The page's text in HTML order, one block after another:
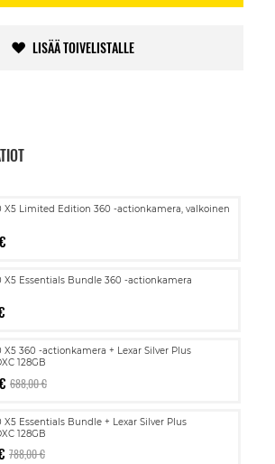
LISÄÄ TOIVELISTALLE
X5 Limited Edition 360 -actionkamera, valkoinen
X5 Essentials Bundle 360 -actionkamera
X5 360 -actionkamera + Lexar Silver Plus
128GB
688,00 €
X5 Essentials Bundle + Lexar Silver Plus
128GB
788,00 €